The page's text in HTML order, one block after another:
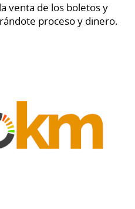
venta de los boletos y
proceso y dinero.